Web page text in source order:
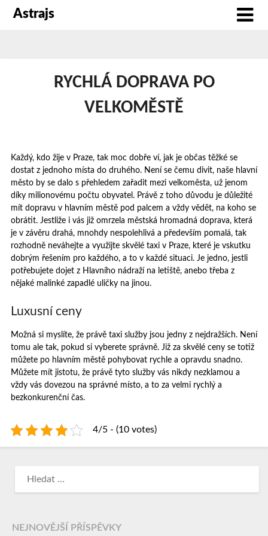
Astrajs
RYCHLÁ DOPRAVA PO
VELKOMĚSTĚ
Každý, kdo žije v Praze, tak moc dobře ví, jak je občas těžké se
dostat z jednoho místa do druhého. Není se čemu divit, naše hlavní
město by se dalo s přehledem zařadit mezi velkoměsta, už jenom
díky milionovému počtu obyvatel. Právě z toho důvodu je důležité
mít dopravu v hlavním městě pod palcem a vždy vědět, na koho se
obrátit. Jestliže i vás již omrzela městská hromadná doprava, která
je v závěru drahá, mnohdy nespolehlivá a především pomalá, tak
rozhodně neváhejte a využijte skvělé taxi v Praze, které je vskutku
dobrým řešením pro každého, a to v každé situaci. Je jedno, jestli
potřebujete dojet z Hlavního nádraží na letiště, anebo třeba z
nějaké malinké zapadlé uličky na jinou.
Luxusní ceny
Možná si myslíte, že právě taxi služby jsou jedny z nejdražších. Není
tomu ale tak, pokud si vyberete správně. Již za skvělé ceny se totiž
můžete po hlavním městě pohybovat rychle a opravdu snadno.
Můžete mít jistotu, že právě tyto služby vás nikdy nezklamou a
vždy vás dovezou na správné místo, a to za velmi rychlý a
bezkonkurenční čas.
4/5 - (10 votes)
NEJNOVĚJŠÍ PŘÍSPĚVKY